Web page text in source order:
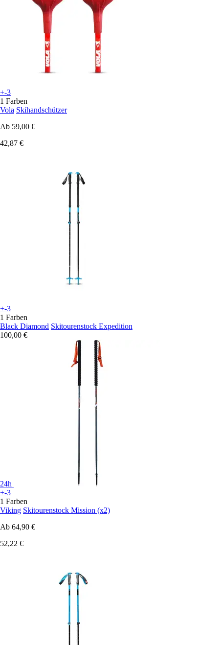
+-3
1 Farben
Vola Skihandschützer
Ab 59,00 €
42,87 €
+-3
1 Farben
Black Diamond Skitourenstock Expedition
100,00 €
24h
+-3
1 Farben
Viking Skitourenstock Mission (x2)
Ab 64,90 €
52,22 €